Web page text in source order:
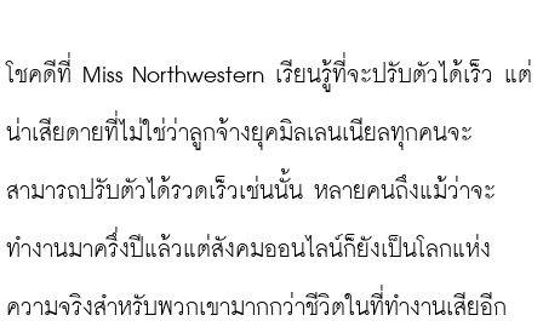
โชคดีที่ Miss Northwestern เรียนรู้ที่จะปรับตัวได้เร็ว แต่
น่าเสียดายที่ไม่ใช่ว่าลูกจ้างยุคมิลเลนเนียลทุกคนจะ
สามารถปรับตัวได้รวดเร็วเช่นนั้น หลายคนถึงแม้ว่าจะ
ทำงานมาครึ่งปีแล้วแต่สังคมออนไลน์ก็ยังเป็นโลกแห่ง
ความจริงสำหรับพวกเขามากกว่าชีวิตในที่ทำงานเสียอีก